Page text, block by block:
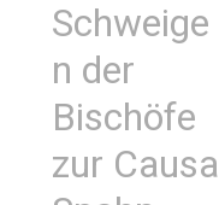
Schweige
n der
Bischöfe
zur Causa